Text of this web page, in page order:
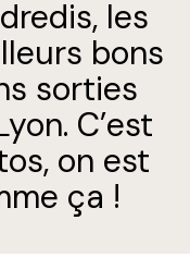
les
bons
sorties
C’est
on est
ça !